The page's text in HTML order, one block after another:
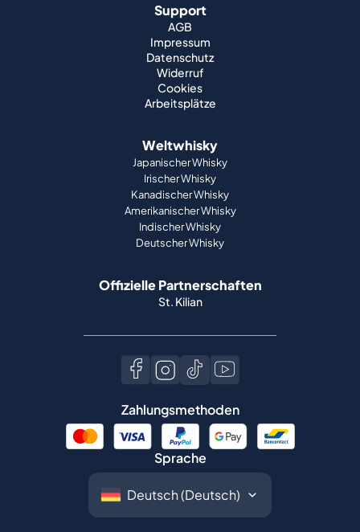
Support
AGB
Impressum
Datenschutz
Widerruf
Cookies
Arbeitsplätze
Weltwhisky
Japanischer Whisky
Irischer Whisky
Kanadischer Whisky
Amerikanischer Whisky
Indischer Whisky
Deutscher Whisky
Offizielle Partnerschaften
St. Kilian
Zahlungsmethoden
Sprache